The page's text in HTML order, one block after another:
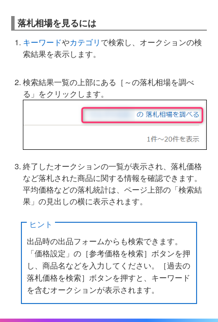
落札相場を見るには
キーワードやカテゴリ で検索し、オークションの検
索結果を表示します。
検索結果一覧の上部にある［～の落札相場を調べ
る」をクリックします。
終了したオークションの一覧が表示され、落札価格
など落札された商品に関する情報を確認できます。
平均価格などの落札統計は、ページ上部の「検索結
果」の見出しの横に表示されます。
ヒント
出品時の出品フォームからも検索できます。
「価格設定」の［参考価格を検索］ボタンを押
し、商品名などを入力してください。［過去の
落札価格を検索］ボタンを押すと、キーワード
を含むオークションが表示されます。